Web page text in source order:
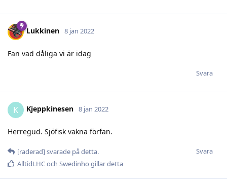
Lukkinen 8 jan 2022
Fan vad dåliga vi är idag
Svara
K Kjeppkinesen 8 jan 2022
Herregud. Sjöfisk vakna förfan.
Svara
[raderad]svarade på detta.
AlltidLHCoch Swedinho gillar detta